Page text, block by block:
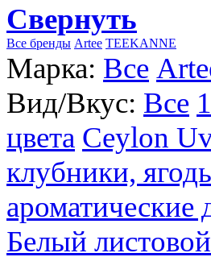
Свернуть
Все бренды Artee TEEKANNE
Марка: Все
Вид/Вкус: Все
цвета Ceylon
клубники,
ароматические
Белый